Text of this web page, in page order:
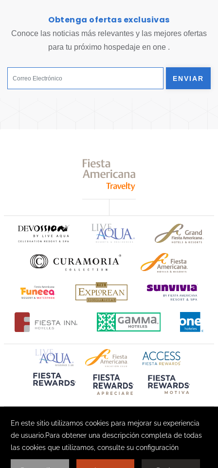
Obtenga ofertas exclusivas
Conoce las noticias más relevantes y las mejores ofertas
para tu próximo hospedaje en one .
ENVIAR